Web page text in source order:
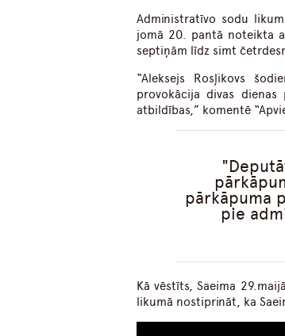
Administratīvo sodu
jomā 20. pantā noteikta
septiņām līdz simt
“Aleksejs Rosļikovs
provokācija divas
atbildības,” komentē
pārkāpuma
pie
Kā vēstīts, Saeima
likumā nostiprināt, ka